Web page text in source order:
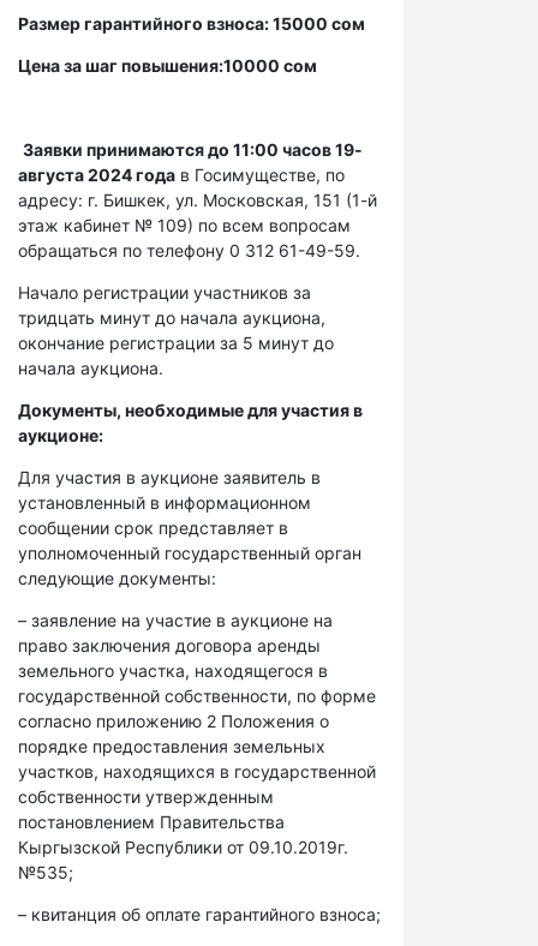
Размер гарантийного взноса: 15000 сом
Цена за шаг повышения:10000 сом
Заявки принимаются до 11:00 часов 19-
августа 2024 года в Госимуществе, по
адресу: г. Бишкек, ул. Московская, 151 (1-й
этаж кабинет № 109) по всем вопросам
обращаться по телефону 0 312 61-49-59.
Начало регистрации участников за
тридцать минут до начала аукциона,
окончание регистрации за 5 минут до
начала аукциона.
Документы, необходимые для участия в
аукционе:
Для участия в аукционе заявитель в
установленный в информационном
сообщении срок представляет в
уполномоченный государственный орган
следующие документы:
– заявление на участие в аукционе на
право заключения договора аренды
земельного участка, находящегося в
государственной собственности, по форме
согласно приложению 2 Положения о
порядке предоставления земельных
участков, находящихся в государственной
собственности утвержденным
постановлением Правительства
Кыргызской Республики от 09.10.2019г.
№535;
– квитанция об оплате гарантийного взноса;